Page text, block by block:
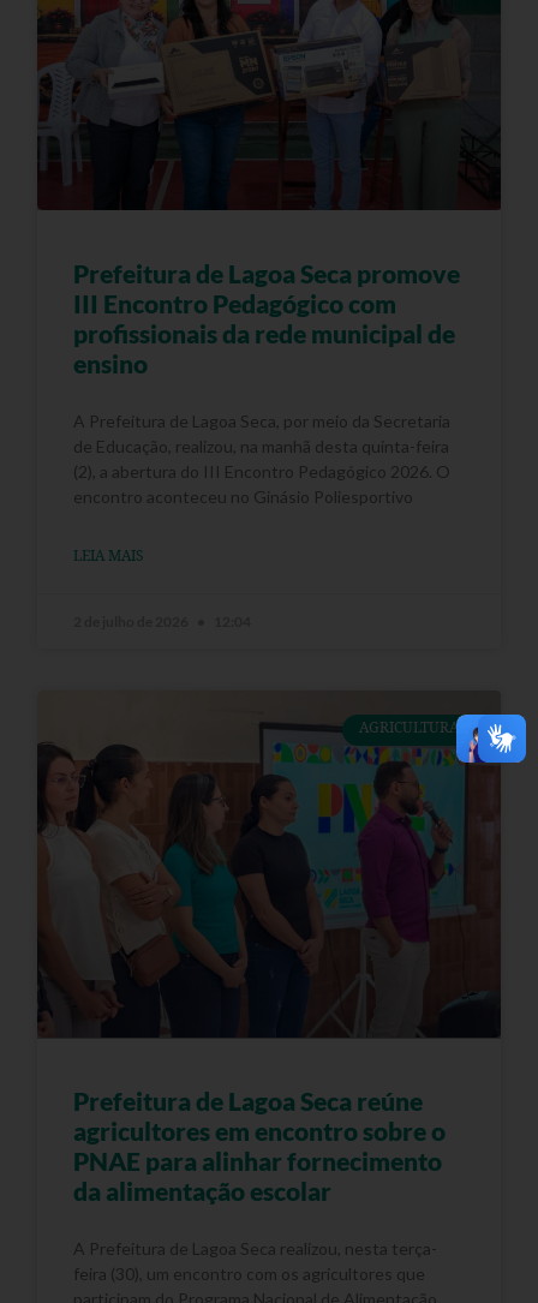
Prefeitura de Lagoa Seca promove
III Encontro Pedagógico com
profissionais da rede municipal de
ensino
A Prefeitura de Lagoa Seca, por meio da Secretaria
de Educação, realizou, na manhã desta quinta-feira
(2), a abertura do III Encontro Pedagógico 2026. O
encontro aconteceu no Ginásio Poliesportivo
LEIA MAIS
AGRICULTURA
Prefeitura de Lagoa Seca reúne
agricultores em encontro sobre o
PNAE para alinhar fornecimento
da alimentação escolar
A Prefeitura de Lagoa Seca realizou, nesta terça-
feira (30), um encontro com os agricultores que